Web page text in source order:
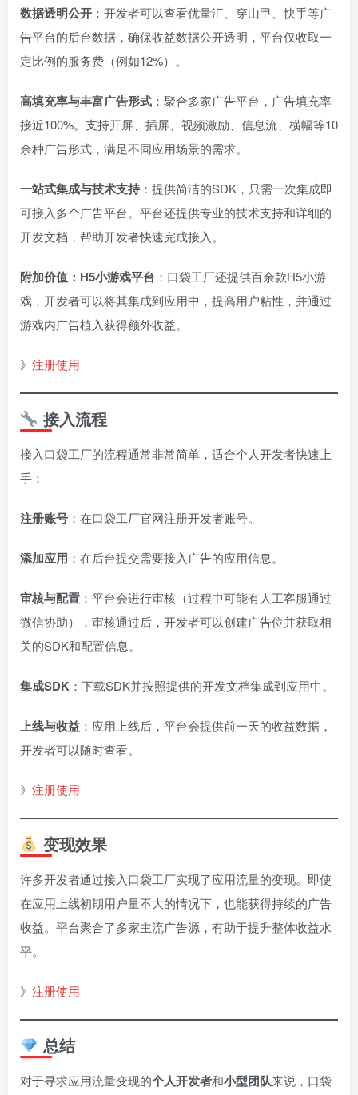
数据透明公开 ：开发者可以查看优量汇、穿山甲、快手等广
告平台的后台数据，确保收益数据公开透明，平台仅收取一
定比例的服务费（例如12%）。
高填充率与丰富广告形式 ：聚合多家广告平台，广告填充率
接近100%。支持开屏、插屏、视频激励、信息流、横幅等10
余种广告形式，满足不同应用场景的需求。
一站式集成与技术支持：提供简洁的SDK，只需一次集成即
可接入多个广告平台。平台还提供专业的技术支持和详细的
开发文档，帮助开发者快速完成接入。
附加价值：H5小游戏平台 ：口袋工厂还提供百余款H5小游
戏，开发者可以将其集成到应用中，提高用户粘性，并通过
游戏内广告植入获得额外收益。
》 注册使用
接入流程
接入口袋工厂的流程通常非常简单，适合个人开发者快速上
手：
注册账号 ：在口袋工厂官网注册开发者账号。
添加应用 ：在后台提交需要接入广告的应用信息。
审核与配置 ：平台会进行审核（过程中可能有人工客服通过
微信协助），审核通过后，开发者可以创建广告位并获取相
关的SDK和配置信息。
集成SDK ：下载SDK并按照提供的开发文档集成到应用中。
上线与收益 ：应用上线后，平台会提供前一天的收益数据，
开发者可以随时查看。
》 注册使用
变现效果
许多开发者通过接入口袋工厂实现了应用流量的变现。即使
在应用上线初期用户量不大的情况下，也能获得持续的广告
收益。平台聚合了多家主流广告源，有助于提升整体收益水
平。
》 注册使用
总结
对于寻求应用流量变现的个人开发者和小型团队来说，口袋